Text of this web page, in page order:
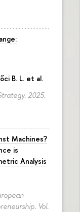
B. L. et al.
2025.
Machines?
is
Analysis
Vol.